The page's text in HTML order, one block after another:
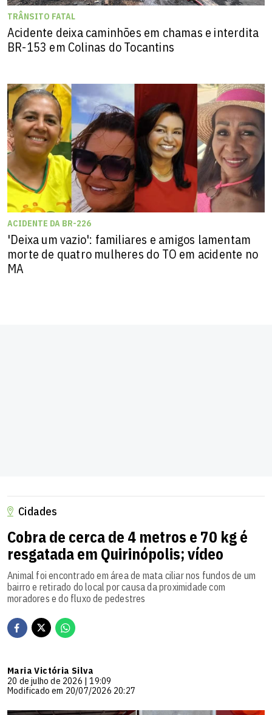
TRÂNSITO FATAL
Acidente deixa caminhões em chamas e interdita
BR-153 em Colinas do Tocantins
ACIDENTE DA BR-226
'Deixa um vazio': familiares e amigos lamentam
morte de quatro mulheres do TO em acidente no
MA
Cidades
Cobra de cerca de 4 metros e 70 kg é
resgatada em Quirinópolis; vídeo
Animal foi encontrado em área de mata ciliar nos fundos de um
bairro e retirado do local por causa da proximidade com
moradores e do fluxo de pedestres
Maria Victória Silva
20 de julho de 2026 | 19:09
Modificado em 20/07/2026 20:27